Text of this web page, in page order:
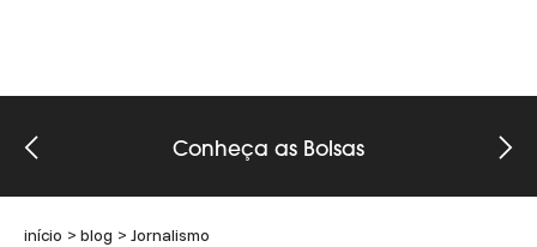
Conheça as Bolsas
início blog
Jornalismo